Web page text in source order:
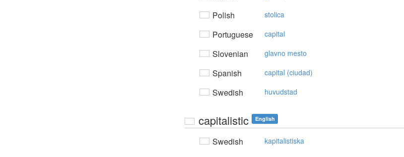
Polish stolica
Portuguese capital
Slovenian glavno mesto
Spanish capital (ciudad)
Swedish huvudstad
capitalistic English
Swedish kapitalistiska